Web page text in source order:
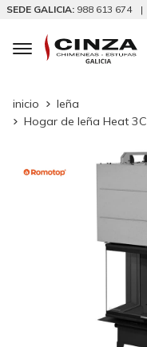
SEDE GALICIA: 988 613 674 |
inicio
leña
Hogar de leña Heat